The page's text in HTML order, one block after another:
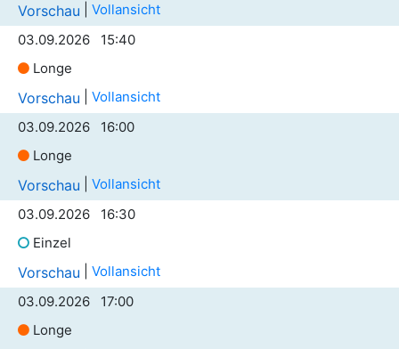
Vorschau
Vollansicht
03.09.2026 15:40
Longe
Vorschau
Vollansicht
03.09.2026 16:00
Longe
Vorschau
Vollansicht
03.09.2026 16:30
Einzel
Vorschau
Vollansicht
03.09.2026 17:00
Longe